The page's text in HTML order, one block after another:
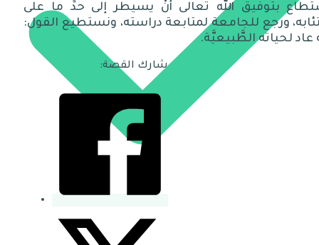
بتوفيق الله تعالى أنْ يسيطر إلى حدٍّ ما على
ورجع للجامعة لمتابعة دراسته، ونستطيع القول:
عاد لحياته الطَّبيعيَّة.
شارك القصة: